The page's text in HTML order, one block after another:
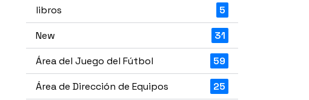
libros
5
New
31
Área del Juego del Fútbol
59
Área de Dirección de Equipos
25